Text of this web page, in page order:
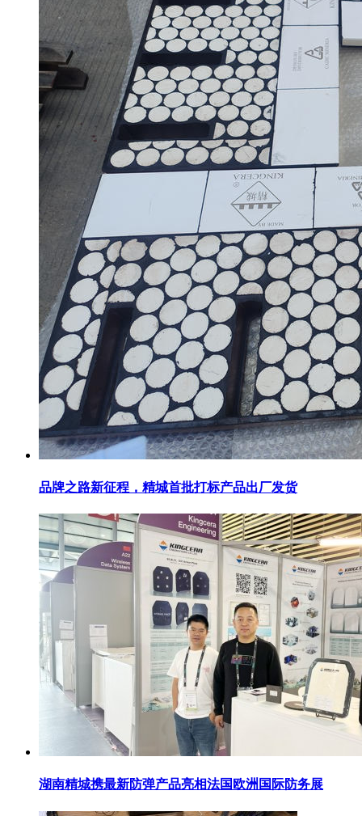
品牌之路新征程，精城首批打标产品出厂发货
湖南精城携最新防弹产品亮相法国欧洲国际防务展